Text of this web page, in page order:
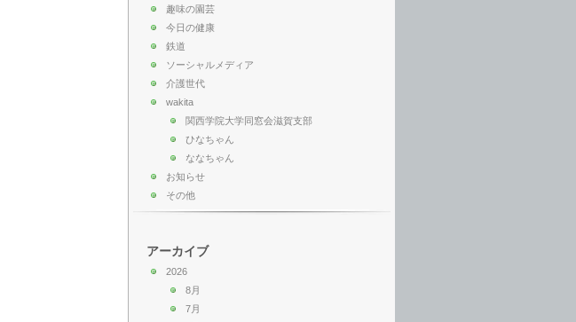
趣味の園芸
今日の健康
鉄道
ソーシャルメディア
介護世代
wakita
関西学院大学同窓会滋賀支部
ひなちゃん
ななちゃん
お知らせ
その他
アーカイブ
2026
8月
7月